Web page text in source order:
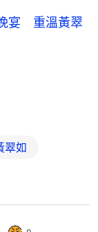
宴 重溫黃翠
翠如